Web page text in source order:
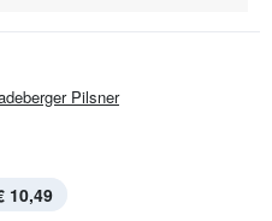
Pilsner
10,49